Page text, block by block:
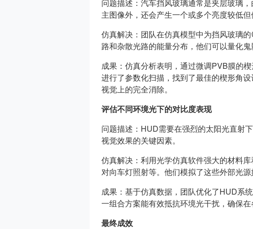
问题描述：汽车挡风玻璃通常是夹层玻璃
主图像外，还会产生一个或多个亮度较低但
仿真解决：团队在仿真模型中为挡风玻璃
路和杂散光路的能量分布，他们可以量化鬼
成果：仿真分析表明，通过微调PVB膜的
进行了参数化扫描，找到了最佳的楔形角
视觉上的完全消除。
评估不同环境光下的对比度表现
问题描述：HUD需要在强烈的太阳光直射
视觉效果的关键因素。
仿真解决：利用光学仿真软件强大的材料
对向车灯照射等。他们模拟了这些外部光
成果：基于仿真数据，团队优化了HUD系
一组合方案能有效抵抗环境光干扰，确保
最终成效